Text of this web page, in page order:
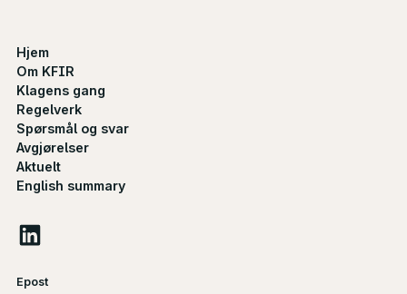
Hjem
Om KFIR
Klagens gang
Regelverk
Spørsmål og svar
Avgjørelser
Aktuelt
English summary
Epost